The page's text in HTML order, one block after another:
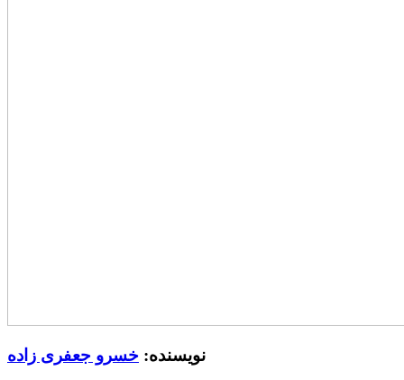
نویسنده: خسرو جعفری زاده